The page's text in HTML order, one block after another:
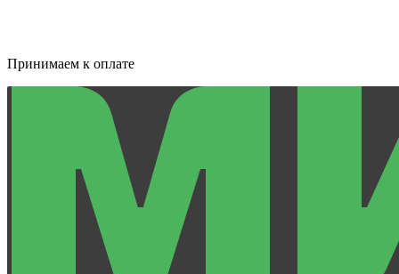
Принимаем к оплате